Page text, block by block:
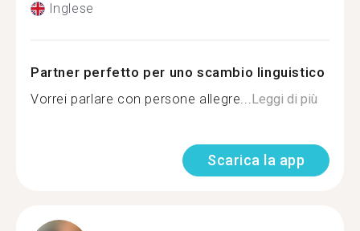
Inglese
Partner perfetto per uno scambio linguistico
Vorrei parlare con persone allegre...Leggi di più
Scarica la app